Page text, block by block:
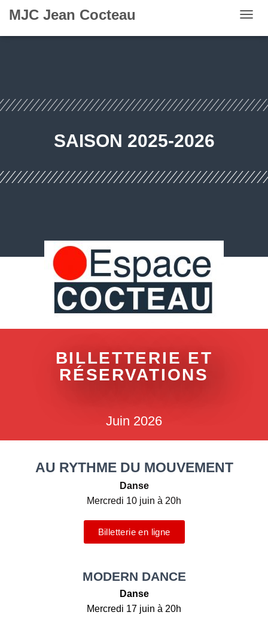
MJC Jean Cocteau
SAISON 2025-2026
BILLETTERIE ET
RÉSERVATIONS
Juin 2026
AU RYTHME DU MOUVEMENT
Danse
Mercredi 10 juin à 20h
Billetterie en ligne
MODERN DANCE
Danse
Mercredi 17 juin à 20h